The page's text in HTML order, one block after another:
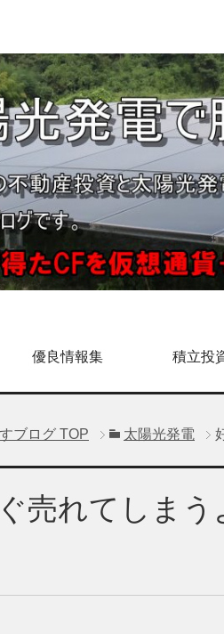
優良情報集 積立投
ブログ TOP 太陽光発電
売れてしまう